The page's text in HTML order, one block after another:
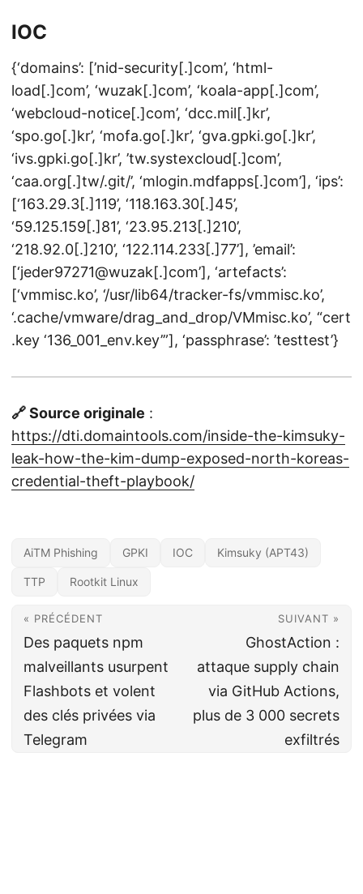
IOC
{‘domains’: [’nid-security[.]com’, ‘html-
load[.]com’, ‘wuzak[.]com’, ‘koala-app[.]com’,
‘webcloud-notice[.]com’, ‘dcc.mil[.]kr’,
‘spo.go[.]kr’, ‘mofa.go[.]kr’, ‘gva.gpki.go[.]kr’,
‘ivs.gpki.go[.]kr’, ’tw.systexcloud[.]com’,
‘caa.org[.]tw/.git/’, ‘mlogin.mdfapps[.]com’], ‘ips’:
[‘163.29.3[.]119’, ‘118.163.30[.]45’,
‘59.125.159[.]81’, ‘23.95.213[.]210’,
‘218.92.0[.]210’, ‘122.114.233[.]77’], ’email’:
[‘jeder97271@wuzak[.]com’], ‘artefacts’:
[‘vmmisc.ko’, ‘/usr/lib64/tracker-fs/vmmisc.ko’,
‘.cache/vmware/drag_and_drop/VMmisc.ko’, “cert
.key ‘136_001_env.key’”], ‘passphrase’: ’testtest’}
🔗 Source originale :
https://dti.domaintools.com/inside-the-kimsuky-
leak-how-the-kim-dump-exposed-north-koreas-
credential-theft-playbook/
AiTM Phishing GPKI IOC Kimsuky (APT43)
TTP Rootkit Linux
« PRÉCÉDENT
Des paquets npm
malveillants usurpent
Flashbots et volent
des clés privées via
Telegram
SUIVANT »
GhostAction :
attaque supply chain
via GitHub Actions,
plus de 3 000 secrets
exfiltrés